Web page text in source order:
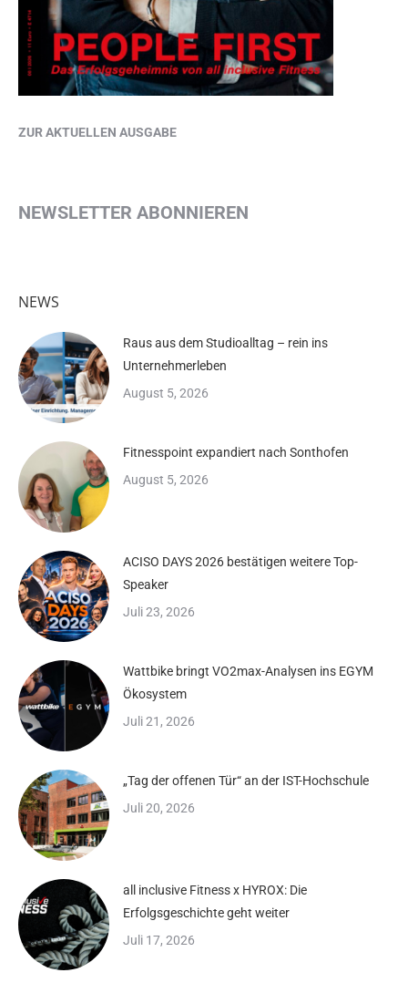
ZUR AKTUELLEN AUSGABE
NEWSLETTER ABONNIEREN
NEWS
Raus aus dem Studioalltag – rein ins
Unternehmerleben
August 5, 2026
Fitnesspoint expandiert nach Sonthofen
August 5, 2026
ACISO DAYS 2026 bestätigen weitere Top-
Speaker
Juli 23, 2026
Wattbike bringt VO2max-Analysen ins EGYM
Ökosystem
Juli 21, 2026
„Tag der offenen Tür“ an der IST-Hochschule
Juli 20, 2026
all inclusive Fitness x HYROX: Die
Erfolgsgeschichte geht weiter
Juli 17, 2026